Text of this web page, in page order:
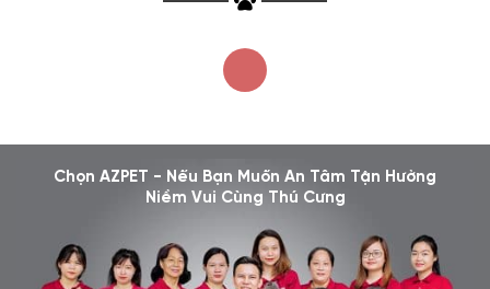
Chọn AZPET - Nếu Bạn Muốn An Tâm Tận Hưởng
Niềm Vui Cùng Thú Cưng